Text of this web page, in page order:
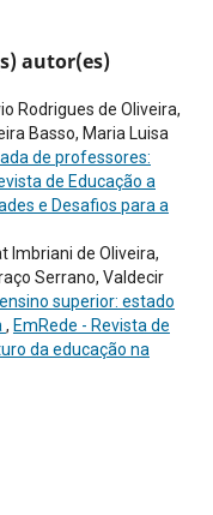
autor(es)
Rodrigues de Oliveira,
Basso, Maria Luisa
de professores:
de Educação a
e Desafios para a
Imbriani de Oliveira,
Serrano, Valdecir
superior: estado
, EmRede - Revista de
da educação na